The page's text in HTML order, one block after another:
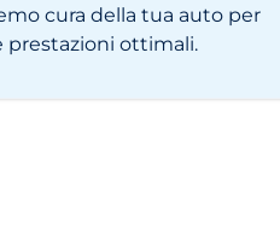
cura della tua auto per
prestazioni ottimali.